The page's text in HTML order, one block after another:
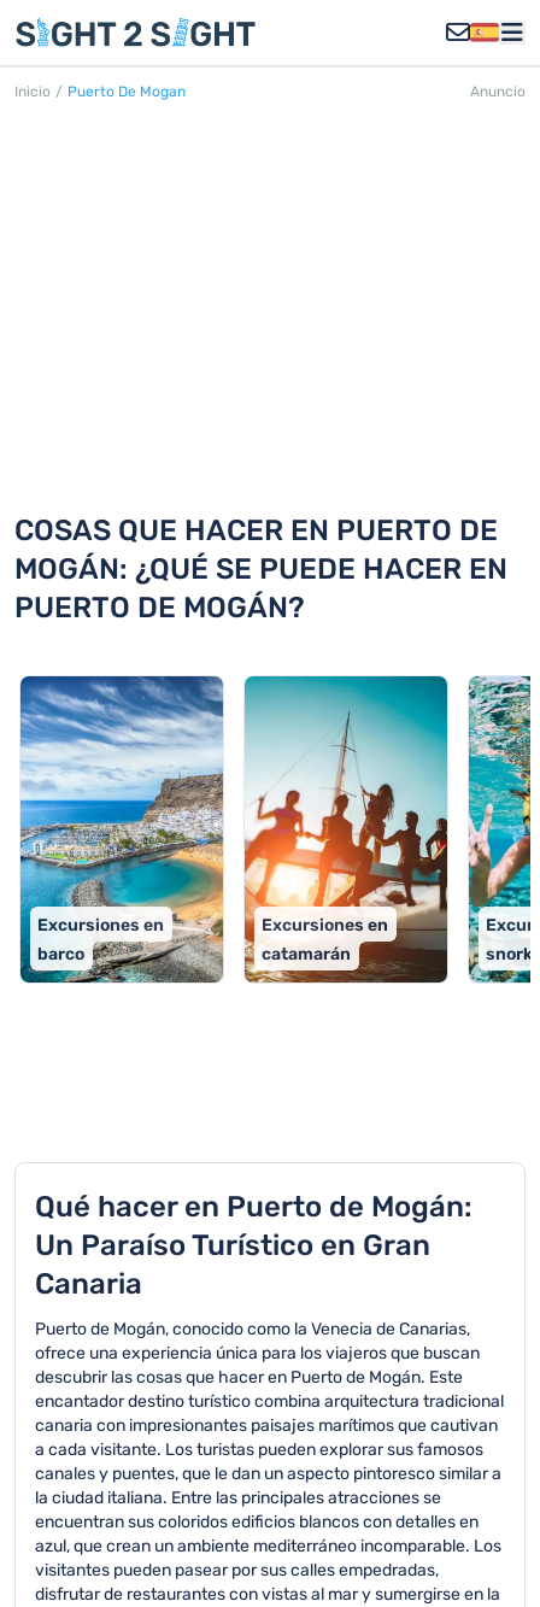
Inicio / Puerto De Mogan Anuncio
COSAS QUE HACER EN PUERTO DE
MOGÁN: ¿QUÉ SE PUEDE HACER EN
PUERTO DE MOGÁN?
Excursiones en
barco
Excursiones en
catamarán
Qué hacer en Puerto de Mogán:
Un Paraíso Turístico en Gran
Canaria
Puerto de Mogán, conocido como la Venecia de Canarias,
ofrece una experiencia única para los viajeros que buscan
descubrir las cosas que hacer en Puerto de Mogán. Este
encantador destino turístico combina arquitectura tradicional
canaria con impresionantes paisajes marítimos que cautivan
a cada visitante. Los turistas pueden explorar sus famosos
canales y puentes, que le dan un aspecto pintoresco similar a
la ciudad italiana. Entre las principales atracciones se
encuentran sus coloridos edificios blancos con detalles en
azul, que crean un ambiente mediterráneo incomparable. Los
visitantes pueden pasear por sus calles empedradas,
disfrutar de restaurantes con vistas al mar y sumergirse en la